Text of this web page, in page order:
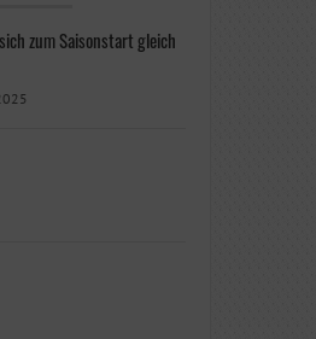
zum Saisonstart gleich